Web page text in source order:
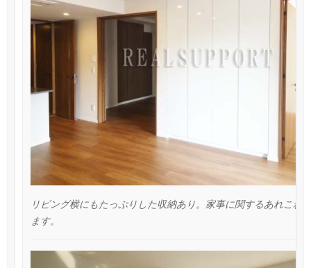
リビング横にもたっぷりした収納あり。家事に関するあれこれ
ます。